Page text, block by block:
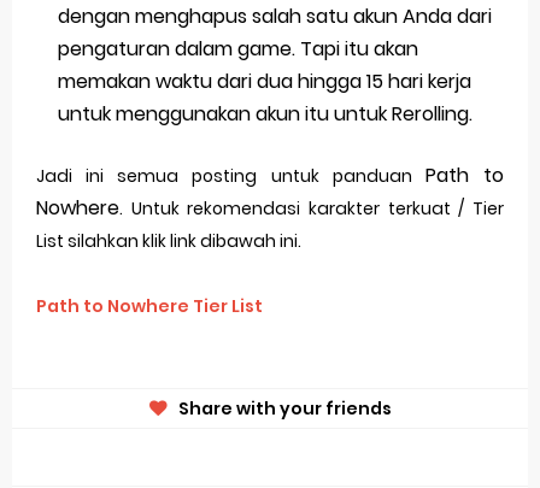
dengan menghapus salah satu akun Anda dari
pengaturan dalam game. Tapi itu akan
memakan waktu dari dua hingga 15 hari kerja
untuk menggunakan akun itu untuk Rerolling.
Jadi ini semua posting untuk panduan Path to
Nowhere. Untuk rekomendasi karakter terkuat / Tier
List silahkan klik link dibawah ini.
Path to Nowhere Tier List
Share with your friends